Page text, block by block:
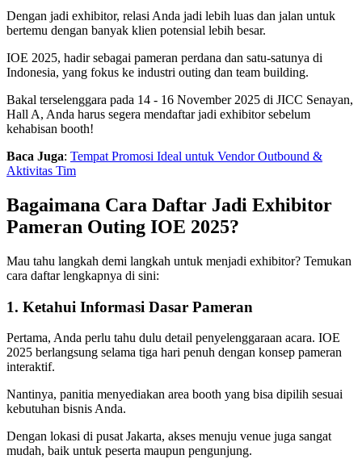
Dengan jadi exhibitor, relasi Anda jadi lebih luas dan jalan untuk
bertemu dengan banyak klien potensial lebih besar.
IOE 2025, hadir sebagai pameran perdana dan satu-satunya di
Indonesia, yang fokus ke industri outing dan team building.
Bakal terselenggara pada 14 - 16 November 2025 di JICC Senayan,
Hall A, Anda harus segera mendaftar jadi exhibitor sebelum
kehabisan booth!
Baca Juga: Tempat Promosi Ideal untuk Vendor Outbound &
Aktivitas Tim
Bagaimana Cara Daftar Jadi Exhibitor
Pameran Outing IOE 2025?
Mau tahu langkah demi langkah untuk menjadi exhibitor? Temukan
cara daftar lengkapnya di sini:
1. Ketahui Informasi Dasar Pameran
Pertama, Anda perlu tahu dulu detail penyelenggaraan acara. IOE
2025 berlangsung selama tiga hari penuh dengan konsep pameran
interaktif.
Nantinya, panitia menyediakan area booth yang bisa dipilih sesuai
kebutuhan bisnis Anda.
Dengan lokasi di pusat Jakarta, akses menuju venue juga sangat
mudah, baik untuk peserta maupun pengunjung.